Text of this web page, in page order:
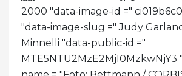
2000 "data-image-id ="
"data-image-slug =" Judy
Minnelli "data-public-id ="
MTE5NTU2MzE2MjI0MzkwNjY3